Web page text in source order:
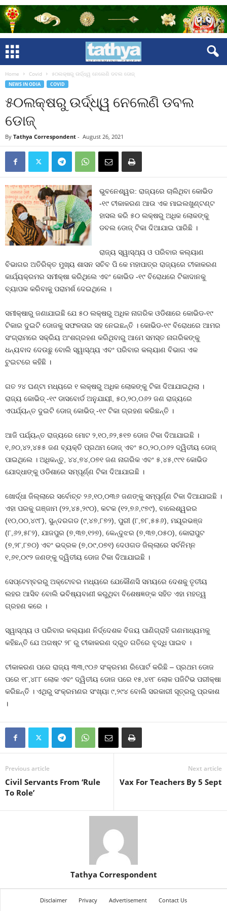
Home Covid ୫୦ଲକ୍ଷରୁ ଉର୍ଦ୍ଧ୍ୱ ନେଲେଣି ଡବଲ ଡୋଜ୍‍
NEWS IN ODIA COVID
୫୦ଲକ୍ଷରୁ ଉର୍ଦ୍ଧ୍ୱ ନେଲେଣି ଡବଲ
ଡୋଜ୍‍
By Tathya Correspondent - August 26, 2021
ଭୁବନେଶ୍ୱର: ରାଜ୍ୟରେ ଚାଲିଥିବା କୋଭିଡ
-୧୯ ଟୀକାକରଣ ଆଉ ଏକ ମାଇଲଖୁଣ୍ଟଣ୍ଟ
ହାସଲ କରି ୫୦ ଲକ୍ଷରୁ ଅଧିକ ଲୋକଙ୍କୁ
ଡବଲ ଡୋଜ୍‍ ଟିକା ଦିଆଯାଇ ପାରିଛି ।
ରାଜ୍ୟ ସ୍ୱାସ୍ଥ୍ୟ ଓ ପରିବାର କଲ୍ୟାଣ
ବିଭାଗର ଅତିରିକ୍ତ ମୁଖ୍ୟ ଶାସନ ସଚିବ ପି କେ ମହାପାତ୍ର ରାଜ୍ୟରେ ଟୀକାକରଣ
କାର୍ଯ୍ୟକ୍ରମର ସମୀକ୍ଷା କରିଥିଲେ ଏବଂ କୋଭିଡ -୧୯ ବିରୋଧରେ ଟିକାଦାନକୁ
ବ୍ୟାପକ କରିବାକୁ ପରାମର୍ଶ ଦେଇଥିଲେ ।
ସମୀକ୍ଷାରୁ ଜଣାଯାଇଛି ଯେ ୫୦ ଲକ୍ଷରୁ ଅଧିକ ନାଗରିକ ଓଡିଶାରେ କୋଭିଡ-୧୯
ଟିକାର ଦୁଇଟି ଡୋଜକୁ ସଫଳତାର ସହ ନେଇଛନ୍ତି । କୋଭିଡ-୧୯ ବିରୋଧରେ ଆମର
ସଂଗ୍ରାମରେ ସକ୍ରିୟ ଅଂଶଗ୍ରହଣ କରିଥିବାରୁ ଆମେ ସମସ୍ତ ନାଗରିକଙ୍କୁ
ଧନ୍ୟବାଦ ଦେଉଛୁ ବୋଲି ସ୍ୱାସ୍ଥ୍ୟ ଏବଂ ପରିବାର କଲ୍ୟାଣ ବିଭାଗ ଏକ
ଟୁଇଟରେ କହିଛି ।
ଗତ ୨୪ ଘଣ୍ଟା ମଧ୍ୟରେ ୧ ଲକ୍ଷରୁ ଅଧିକ ଲୋକଙ୍କୁ ଟିକା ଦିଆଯାଇଥିଲା ।
ରାଜ୍ୟ କୋଭିଡ୍ -୧୯ ଡାସବୋର୍ଡ ଅନୁଯାୟୀ, ୫୦,୨୦,୦୬୨ ଜଣ ରାଜ୍ୟରେ
ଏପର୍ଯ୍ୟନ୍ତ ଦୁଇଟି ଡୋଜ୍ କୋଭିଡ୍ -୧୯ ଟିକା ଗ୍ରହଣ କରିଛନ୍ତି ।
ଆଜି ପର୍ଯ୍ୟନ୍ତ ରାଜ୍ୟରେ ମୋଟ ୨,୧୦,୬୨,୫୧୭ ଡୋଜ ଟିକା ଦିଆଯାଇଛି ।
୧,୬୦,୪୨,୪୫୫ ଜଣ ବ୍ୟକ୍ତି ପ୍ରଥମ ଡୋଜ୍‍ ଏବଂ ୫୦,୨୦,୦୬୨ ଦ୍ୱିତୀୟ ଡୋଜ୍‍
ପାଇଥିଲେ । ଅଧିକନ୍ତୁ, ୪୪,୭୪,୦୭୧ ଜଣ ନାଗରିକ ଏବଂ ୫,୪୫,୯୯୧ କୋଭିଡ
ଯୋଦ୍ଧାଙ୍କୁ ଓଡିଶାରେ ସମ୍ପୂର୍ଣ୍ଣ ଟିକା ଦିଆଯାଇଛି ।
ଖୋର୍ଦ୍ଧା ଜିଲ୍ଲାରେ ସର୍ବୋଚ୍ଚ ୨୬,୧୦,୦୩୬ ଜଣଙ୍କୁ ସମ୍ପୂର୍ଣ୍ଣ ଟିକା ଦିଆଯାଇଛି ।
ଏହା ପରକୁ ଗଞ୍ଜାମ (୨୨,୪୫,୨୯୦), କଟକ (୧୨,୭୬,୯୭୯), ବାଲେଶ୍ୱରର
(୧୦,୦୦,୪୯୮), ସୁନ୍ଦରଗଡ (୯,୪୭,୮୭୨), ପୁରୀ (୮,୭୮,୫୫୬), ମୟୂରଭଞ୍ଜ
(୮,୬୨,୫୮୨), ଯାଜପୁର (୭,୩୭,୧୨୭), କେନ୍ଦୁଝର (୭,୩୭,୦୫୦), କୋରାପୁଟ
(୭,୨୮,୮୭୦) ଏବଂ ଭଦ୍ରକ (୭,୦୯,୦୭୧) ଦେଓଗଡ ଜିଲ୍ଲାରେ ସର୍ବନିମ୍ନ
୧,୬୧,୦୯୨ ଜଣଙ୍କୁ ଦ୍ୱିତୀୟ ଡୋଜ ଟିକା ଦିଆଯାଇଛି ।
ସେପ୍ଟେମ୍ବରରୁ ଅକ୍ଟୋବର ମଧ୍ୟରେ ଯେକୌଣସି ସମୟରେ ଦେଶକୁ ତୃତୀୟ
ଲହର ଆସିବ ବୋଲି ଭବିଷ୍ୟବାଣୀ କରୁଥିବା ବିଶେଷଜ୍ଞଙ୍କ ସହିତ ଏହା ମହତ୍ୱ
ଗ୍ରହଣ କରେ ।
ସ୍ୱାସ୍ଥ୍ୟ ଓ ପରିବାର କଲ୍ୟାଣ ନିର୍ଦ୍ଦେଶକ ବିଜୟ ପାଣିଗ୍ରାହି ଗଣମାଧ୍ୟମକୁ
କହିଛନ୍ତି ଯେ ଅଗଷ୍ଟ ୨୮ ରୁ ଟୀକାକରଣ ଦ୍ରୁତ ଗତିରେ ବୃଦ୍ଧି ପାଇବ ।
ଟୀକାକରଣ ପରେ ରାଜ୍ୟ ୩୩,୯୦୬ ସଂକ୍ରମଣ ରିପୋର୍ଟ କରିଛି – ପ୍ରଥମ ଡୋଜ
ପରେ ୧୮,୪୮୮ ଲୋକ ଏବଂ ଦ୍ୱିତୀୟ ଡୋଜ ପରେ ୧୫,୪୧୮ ଲୋକ ପଜିଟିଭ ପରୀକ୍ଷା
କରିଛନ୍ତି । ଏଥିରୁ ସଂକ୍ରମଣର ସଂଖ୍ୟା ୯,୨୯୪ ବୋଲି ସରକାରୀ ସୂତ୍ରରୁ ପ୍ରକାଶ
।
Previous article
Civil Servants From ‘Rule
To Role’
Next article
Vax For Teachers By 5 Sept
Tathya Correspondent
Disclaimer Privacy Advertisement Contact Us